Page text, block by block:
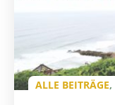
ALLE BEITRÄGE,